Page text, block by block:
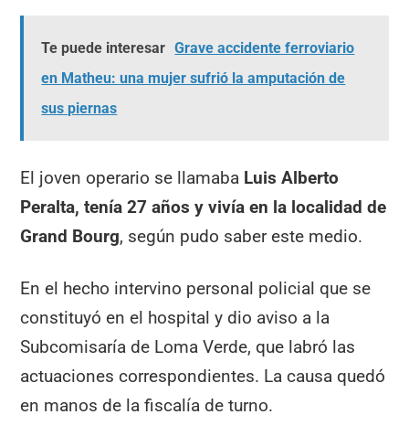
Te puede interesar Grave accidente ferroviario
en Matheu: una mujer sufrió la amputación de
sus piernas
El joven operario se llamaba Luis Alberto
Peralta, tenía 27 años y vivía en la localidad de
Grand Bourg, según pudo saber este medio.
En el hecho intervino personal policial que se
constituyó en el hospital y dio aviso a la
Subcomisaría de Loma Verde, que labró las
actuaciones correspondientes. La causa quedó
en manos de la fiscalía de turno.